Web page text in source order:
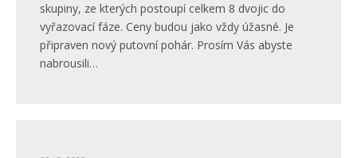
skupiny, ze kterých postoupí celkem 8 dvojic do
vyřazovací fáze. Ceny budou jako vždy úžasné. Je
připraven nový putovní pohár. Prosím Vás abyste
nabrousili…